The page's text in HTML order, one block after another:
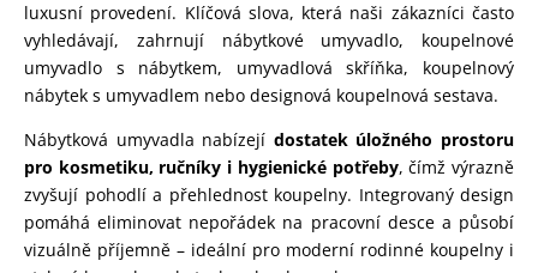
luxusní provedení. Klíčová slova, která naši zákazníci často
vyhledávají, zahrnují nábytkové umyvadlo, koupelnové
umyvadlo s nábytkem, umyvadlová skříňka, koupelnový
nábytek s umyvadlem nebo designová koupelnová sestava.
Nábytková umyvadla nabízejí dostatek úložného prostoru
pro kosmetiku, ručníky i hygienické potřeby, čímž výrazně
zvyšují pohodlí a přehlednost koupelny. Integrovaný design
pomáhá eliminovat nepořádek na pracovní desce a působí
vizuálně příjemně – ideální pro moderní rodinné koupelny i